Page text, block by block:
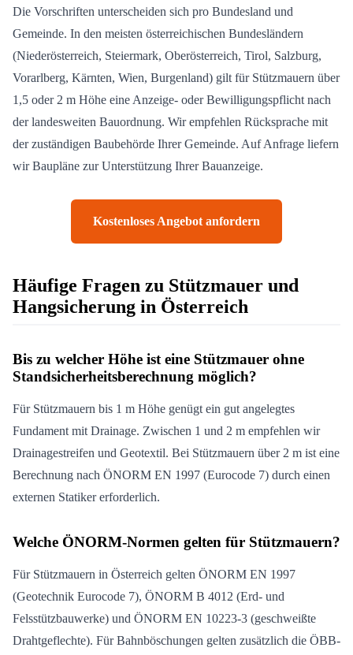
Die Vorschriften unterscheiden sich pro Bundesland und
Gemeinde. In den meisten österreichischen Bundesländern
(Niederösterreich, Steiermark, Oberösterreich, Tirol, Salzburg,
Vorarlberg, Kärnten, Wien, Burgenland) gilt für Stützmauern über
1,5 oder 2 m Höhe eine Anzeige- oder Bewilligungspflicht nach
der landesweiten Bauordnung. Wir empfehlen Rücksprache mit
der zuständigen Baubehörde Ihrer Gemeinde. Auf Anfrage liefern
wir Baupläne zur Unterstützung Ihrer Bauanzeige.
Kostenloses Angebot anfordern
Häufige Fragen zu Stützmauer und
Hangsicherung in Österreich
Bis zu welcher Höhe ist eine Stützmauer ohne
Standsicherheitsberechnung möglich?
Für Stützmauern bis 1 m Höhe genügt ein gut angelegtes
Fundament mit Drainage. Zwischen 1 und 2 m empfehlen wir
Drainagestreifen und Geotextil. Bei Stützmauern über 2 m ist eine
Berechnung nach ÖNORM EN 1997 (Eurocode 7) durch einen
externen Statiker erforderlich.
Welche ÖNORM-Normen gelten für Stützmauern?
Für Stützmauern in Österreich gelten ÖNORM EN 1997
(Geotechnik Eurocode 7), ÖNORM B 4012 (Erd- und
Felsstützbauwerke) und ÖNORM EN 10223-3 (geschweißte
Drahtgeflechte). Für Bahnböschungen gelten zusätzlich die ÖBB-